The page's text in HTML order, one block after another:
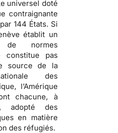
universel doté
contraignante
144 États. Si
établit un
de normes
constitue pas
source de la
des
l’Amérique
chacune, à
adopté des
en matière
des réfugiés.